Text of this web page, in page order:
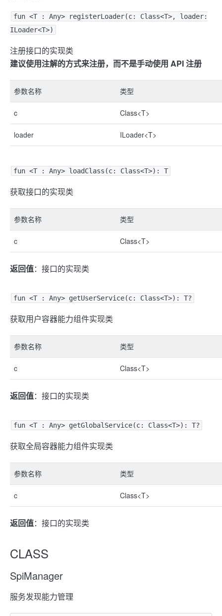
fun <T : Any> registerLoader(c: Class<T>, loader:
ILoader<T>)
注册接口的实现类
建议使用注解的方式来注册，而不是手动使用 API 注册
参数名称 类型
c Class<T>
loader ILoader<T>
fun <T : Any> loadClass(c: Class<T>): T
获取接口的实现类
参数名称 类型
c Class<T>
返回值：接口的实现类
fun <T : Any> getUserService(c: Class<T>): T?
获取用户容器能力组件实现类
参数名称 类型
c Class<T>
返回值：接口的实现类
fun <T : Any> getGlobalService(c: Class<T>): T?
获取全局容器能力组件实现类
参数名称 类型
c Class<T>
返回值：接口的实现类
CLASS
SpiManager
服务发现能力管理